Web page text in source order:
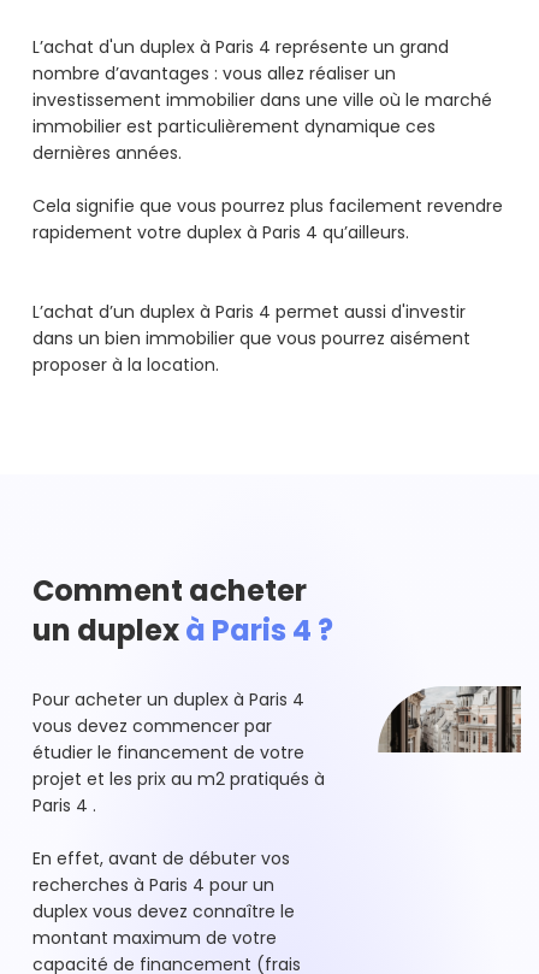
L’achat d'un duplex à Paris 4 représente un grand
nombre d’avantages : vous allez réaliser un
investissement immobilier dans une ville où le marché
immobilier est particulièrement dynamique ces
dernières années.
Cela signifie que vous pourrez plus facilement revendre
rapidement votre duplex à Paris 4 qu’ailleurs.
L’achat d’un duplex à Paris 4 permet aussi d'investir
dans un bien immobilier que vous pourrez aisément
proposer à la location.
Comment acheter
un duplexà Paris 4 ?
Pour acheter un duplex à Paris 4
vous devez commencer par
étudier le financement de votre
projet et les prix au m2 pratiqués à
Paris 4 .
En effet, avant de débuter vos
recherches à Paris 4 pour un
duplex vous devez connaître le
montant maximum de votre
capacité de financement (frais